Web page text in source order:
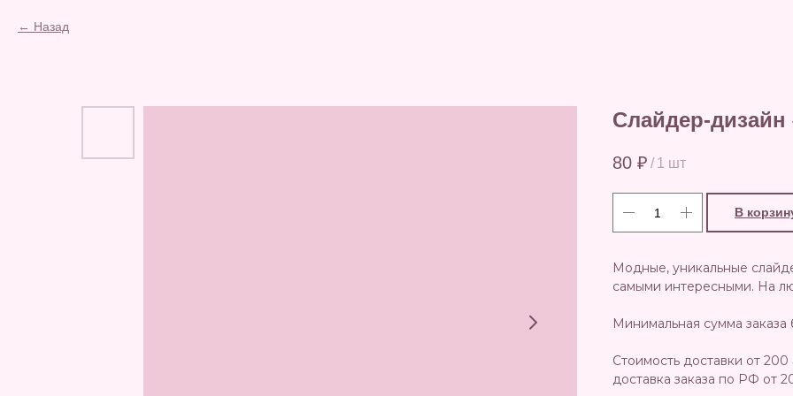
Назад
Слайдер-дизайн
80 ₽ / 1 шт
В
Модные, уникальные
самыми интересными. На
Минимальная сумма заказа
Стоимость доставки от
доставка заказа по РФ от